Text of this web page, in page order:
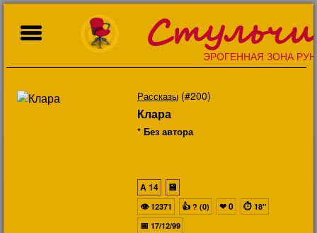
ЭРОГЕННАЯ ЗОНА
Рассказы (#200)
Клара
* Без автора
A14
💾
👁12371 👍 ? (0) ❤0 ⏱ 18"
📅 17/12/99